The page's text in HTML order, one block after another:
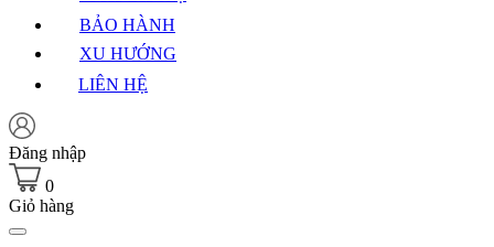
BẢO HÀNH
XU HƯỚNG
LIÊN HỆ
Đăng nhập
0
Giỏ hàng